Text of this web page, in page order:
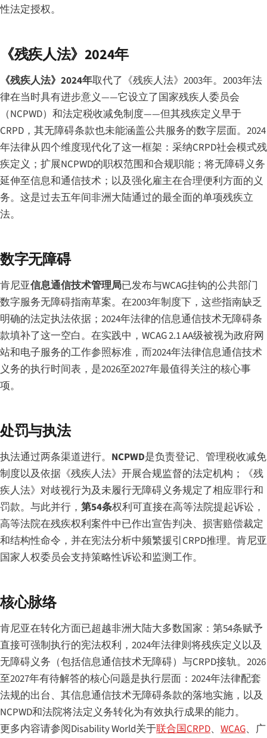
性法定授权。
《残疾人法》2024年
《残疾人法》2024年取代了《残疾人法》2003年。2003年法
律在当时具有进步意义——它设立了国家残疾人委员会
（NCPWD）和法定税收减免制度——但其残疾定义早于
CRPD，其无障碍条款也未能涵盖公共服务的数字层面。2024
年法律从四个维度现代化了这一框架：采纳CRPD社会模式残
疾定义；扩展NCPWD的职权范围和合规职能；将无障碍义务
延伸至信息和通信技术；以及强化雇主在合理便利方面的义
务。这是过去五年间非洲大陆通过的最全面的单项残疾立
法。
数字无障碍
肯尼亚信息通信技术管理局已发布与WCAG挂钩的公共部门
数字服务无障碍指南草案。在2003年制度下，这些指南缺乏
明确的法定执法依据；2024年法律的信息通信技术无障碍条
款填补了这一空白。在实践中，WCAG 2.1 AA级被视为政府网
站和电子服务的工作参照标准，而2024年法律信息通信技术
义务的执行时间表，是2026至2027年最值得关注的核心事
项。
处罚与执法
执法通过两条渠道进行。 NCPWD是负责登记、管理税收减免
制度以及依据《残疾人法》开展合规监督的法定机构；《残
疾人法》对歧视行为及未履行无障碍义务规定了相应罪行和
罚款。与此并行， 第54条权利可直接在高等法院提起诉讼，
高等法院在残疾权利案件中已作出宣告判决、损害赔偿裁定
和结构性命令，并在宪法分析中频繁援引CRPD推理。肯尼亚
国家人权委员会支持策略性诉讼和监测工作。
核心脉络
肯尼亚在转化方面已超越非洲大陆大多数国家：第54条赋予
直接可强制执行的宪法权利，2024年法律则将残疾定义以及
无障碍义务（包括信息通信技术无障碍）与CRPD接轨。2026
至2027年有待解答的核心问题是执行层面：2024年法律配套
法规的出台、其信息通信技术无障碍条款的落地实施，以及
NCPWD和法院将法定义务转化为有效执行成果的能力。
更多内容请参阅Disability World关于联合国CRPD、 WCAG、广